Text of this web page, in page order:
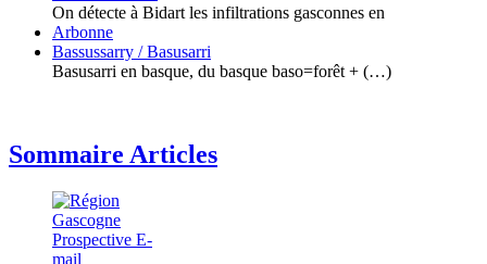
On détecte à Bidart les infiltrations gasconnes en
Arbonne
Bassussarry / Basusarri
Basusarri en basque, du basque baso=forêt + (…)
Sommaire Articles